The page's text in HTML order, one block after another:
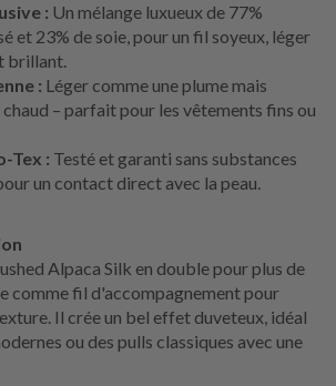
: Un mélange luxueux de 77%
et 23% de soie, pour un fil soyeux, léger
brillant.
: Léger comme une plume mais
– parfait pour les vêtements fins ou
Tex : Testé et garanti sans substances
un contact direct avec la peau.
Alpaca Silk en double pour plus de
comme fil d'accompagnement pour
Il crée un bel effet duveteux, idéal
ou des pulls classiques avec une